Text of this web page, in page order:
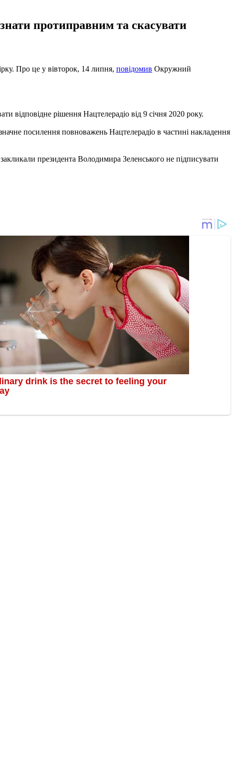
протиправним та скасувати
Про це у вівторок, 14 липня, повідомив Окружний
рішення Нацтелерадіо від 9 січня 2020 року.
посилення повноважень Нацтелерадіо в частині накладення
президента Володимира Зеленського не підписувати